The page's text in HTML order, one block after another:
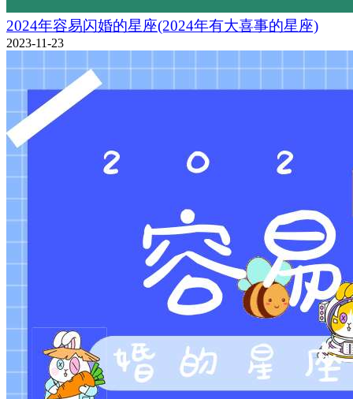
2024年容易闪婚的星座(2024年有大喜事的星座)
2023-11-23